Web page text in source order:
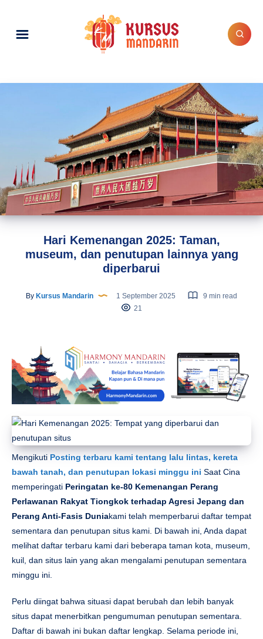
Hari Kemenangan 2025: Taman,
museum, dan penutupan lainnya yang
diperbarui
By Kursus Mandarin 1 September 2025
9 min read
21
Mengikuti Posting terbaru kami tentang lalu lintas, kereta
bawah tanah, dan penutupan lokasi minggu ini Saat Cina
memperingati Peringatan ke-80 Kemenangan Perang
Perlawanan Rakyat Tiongkok terhadap Agresi Jepang dan
Perang Anti-Fasis Duniakami telah memperbarui daftar tempat
sementara dan penutupan situs kami. Di bawah ini, Anda dapat
melihat daftar terbaru kami dari beberapa taman kota, museum,
kuil, dan situs lain yang akan mengalami penutupan sementara
minggu ini.
Perlu diingat bahwa situasi dapat berubah dan lebih banyak
situs dapat menerbitkan pengumuman penutupan sementara.
Daftar di bawah ini bukan daftar lengkap. Selama periode ini,